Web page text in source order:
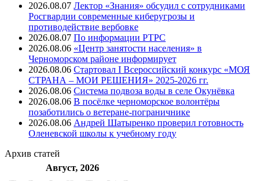
2026.08.07 Лектор «Знания» обсудил с сотрудниками
Росгвардии современные киберугрозы и
противодействие вербовке
2026.08.07 ⁠По информации РТРС
2026.08.06 «Центр занятости населения» в
Черноморском районе информирует
2026.08.06 Стартовал I Всероссийский конкурс «МОЯ
СТРАНА – МОИ РЕШЕНИЯ» 2025-2026 гг.
2026.08.06 Система подвоза воды в селе Окунёвка
2026.08.06 В посёлке черноморское волонтёры
позаботились о ветеране-пограничнике
2026.08.06 Андрей Шатыренко проверил готовность
Оленевской школы к учебному году
Архив статей
Август, 2026